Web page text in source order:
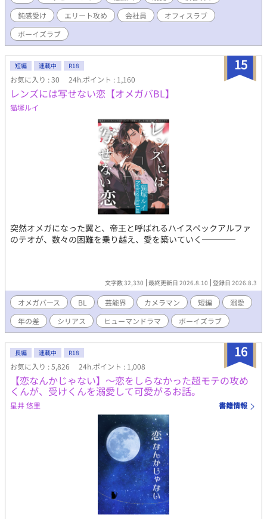
鈍感受け
エリート攻め 会社員
オフィスラブ
ボーイズラブ
15
短編 連載中 R18
お気に入り : 30 24h.ポイント : 1,160
レンズには写せない恋【オメガバBL】
猫塚ルイ
突然オメガになった翼と、帝王と呼ばれるハイスペックアルファ
のテオが、数々の困難を乗り越え、愛を築いていく────
文字数 32,330 最終更新日 2026.8.10 登録日 2026.8.3
オメガバース BL 芸能界 カメラマン 短編
溺愛
年の差
シリアス ヒューマンドラマ ボーイズラブ
16
長編 連載中 R18
お気に入り : 5,826 24h.ポイント : 1,008
【恋なんかじゃない】～恋をしらなかった超モテの攻め
くんが、受けくんを溺愛して可愛がるお話。
星井 悠里 書籍情報